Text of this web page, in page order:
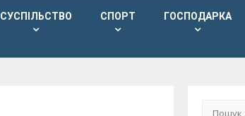
СУСПІЛЬСТВО СПОРТ ГОСПОДАРКА
Пошук: